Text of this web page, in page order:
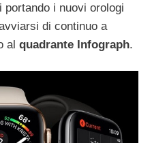
i nuovi orologi
di continuo a
al quadrante Infograph.